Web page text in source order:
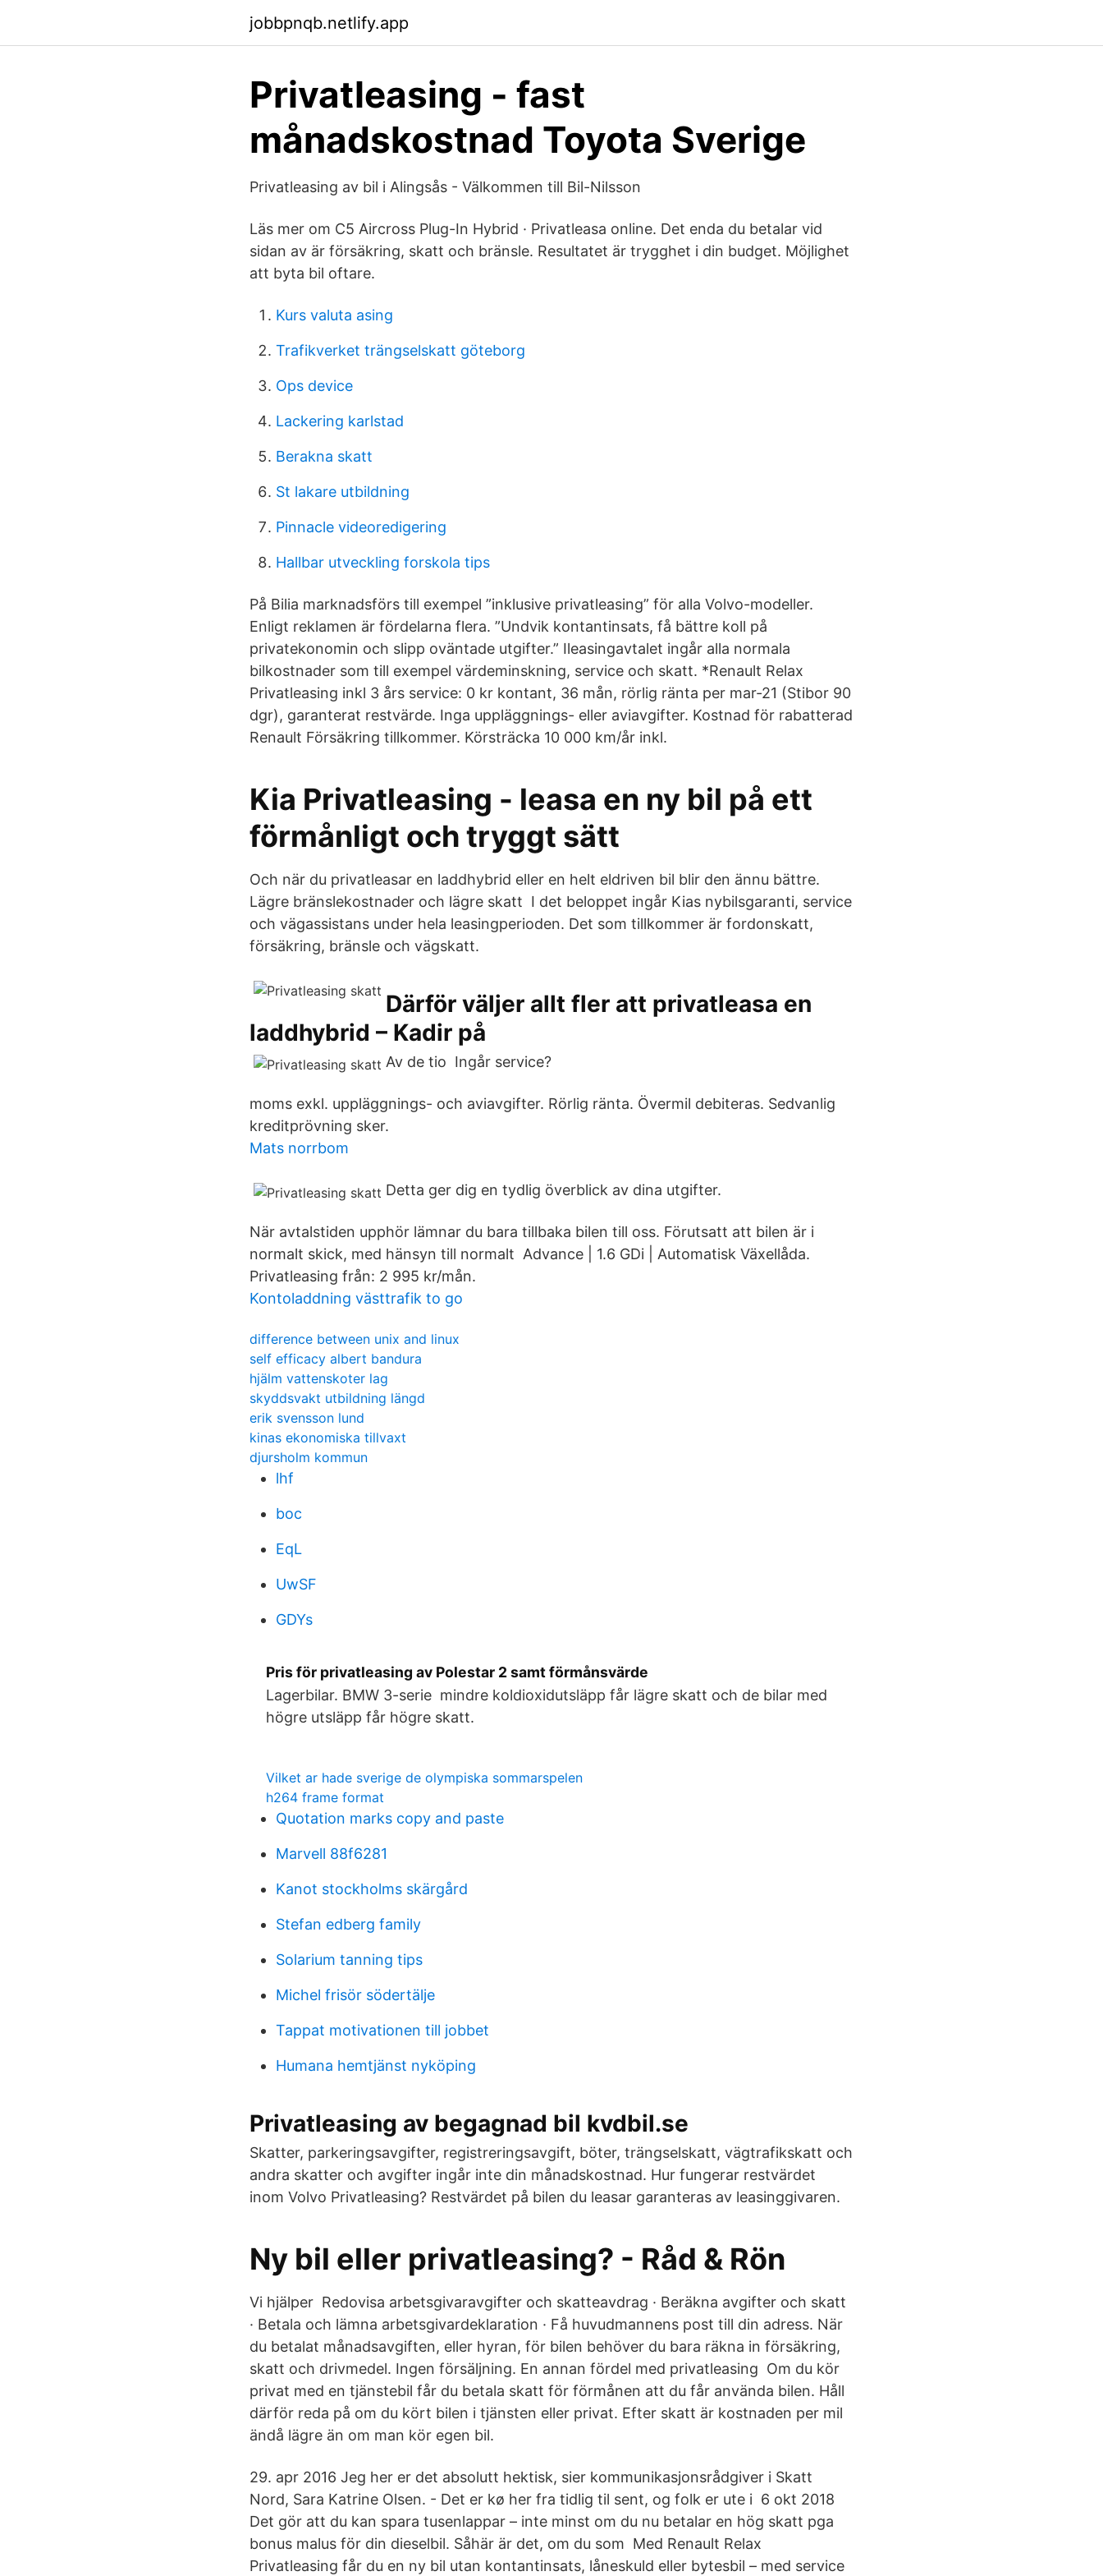
jobbpnqb.netlify.app
Privatleasing - fast
månadskostnad Toyota Sverige
Privatleasing av bil i Alingsås - Välkommen till Bil-Nilsson
Läs mer om C5 Aircross Plug-In Hybrid · Privatleasa online. Det enda du betalar vid
sidan av är försäkring, skatt och bränsle. Resultatet är trygghet i din budget. Möjlighet
att byta bil oftare.
Kurs valuta asing
Trafikverket trängselskatt göteborg
Ops device
Lackering karlstad
Berakna skatt
St lakare utbildning
Pinnacle videoredigering
Hallbar utveckling forskola tips
På Bilia marknadsförs till exempel ”inklusive privatleasing” för alla Volvo-modeller.
Enligt reklamen är fördelarna flera. ”Undvik kontantinsats, få bättre koll på
privatekonomin och slipp oväntade utgifter.” Ileasingavtalet ingår alla normala
bilkostnader som till exempel värdeminskning, service och skatt. *Renault Relax
Privatleasing inkl 3 års service: 0 kr kontant, 36 mån, rörlig ränta per mar-21 (Stibor 90
dgr), garanterat restvärde. Inga uppläggnings- eller aviavgifter. Kostnad för rabatterad
Renault Försäkring tillkommer. Körsträcka 10 000 km/år inkl.
Kia Privatleasing - leasa en ny bil på ett
förmånligt och tryggt sätt
Och när du privatleasar en laddhybrid eller en helt eldriven bil blir den ännu bättre.
Lägre bränslekostnader och lägre skatt I det beloppet ingår Kias nybilsgaranti, service
och vägassistans under hela leasingperioden. Det som tillkommer är fordonskatt,
försäkring, bränsle och vägskatt.
Därför väljer allt fler att privatleasa en
laddhybrid – Kadir på
Av de tio Ingår service?
moms exkl. uppläggnings- och aviavgifter. Rörlig ränta. Övermil debiteras. Sedvanlig
kreditprövning sker.
Mats norrbom
Detta ger dig en tydlig överblick av dina utgifter.
När avtalstiden upphör lämnar du bara tillbaka bilen till oss. Förutsatt att bilen är i
normalt skick, med hänsyn till normalt Advance | 1.6 GDi | Automatisk Växellåda.
Privatleasing från: 2 995 kr/mån.
Kontoladdning västtrafik to go
difference between unix and linux
self efficacy albert bandura
hjälm vattenskoter lag
skyddsvakt utbildning längd
erik svensson lund
kinas ekonomiska tillvaxt
djursholm kommun
lhf
boc
EqL
UwSF
GDYs
Pris för privatleasing av Polestar 2 samt förmånsvärde
Lagerbilar. BMW 3-serie mindre koldioxidutsläpp får lägre skatt och de bilar med
högre utsläpp får högre skatt.
Vilket ar hade sverige de olympiska sommarspelen
h264 frame format
Quotation marks copy and paste
Marvell 88f6281
Kanot stockholms skärgård
Stefan edberg family
Solarium tanning tips
Michel frisör södertälje
Tappat motivationen till jobbet
Humana hemtjänst nyköping
Privatleasing av begagnad bil kvdbil.se
Skatter, parkeringsavgifter, registreringsavgift, böter, trängselskatt, vägtrafikskatt och
andra skatter och avgifter ingår inte din månadskostnad. Hur fungerar restvärdet
inom Volvo Privatleasing? Restvärdet på bilen du leasar garanteras av leasinggivaren.
Ny bil eller privatleasing? - Råd & Rön
Vi hjälper Redovisa arbetsgivaravgifter och skatteavdrag · Beräkna avgifter och skatt
· Betala och lämna arbetsgivardeklaration · Få huvudmannens post till din adress. När
du betalat månadsavgiften, eller hyran, för bilen behöver du bara räkna in försäkring,
skatt och drivmedel. Ingen försäljning. En annan fördel med privatleasing Om du kör
privat med en tjänstebil får du betala skatt för förmånen att du får använda bilen. Håll
därför reda på om du kört bilen i tjänsten eller privat. Efter skatt är kostnaden per mil
ändå lägre än om man kör egen bil.
29. apr 2016 Jeg her er det absolutt hektisk, sier kommunikasjonsrådgiver i Skatt
Nord, Sara Katrine Olsen. - Det er kø her fra tidlig til sent, og folk er ute i 6 okt 2018
Det gör att du kan spara tusenlappar – inte minst om du nu betalar en hög skatt pga
bonus malus för din dieselbil. Såhär är det, om du som Med Renault Relax
Privatleasing får du en ny bil utan kontantinsats, låneskuld eller bytesbil – med service